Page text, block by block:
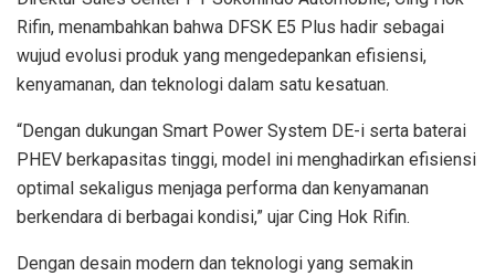
Rifin, menambahkan bahwa DFSK E5 Plus hadir sebagai
wujud evolusi produk yang mengedepankan efisiensi,
kenyamanan, dan teknologi dalam satu kesatuan.
“Dengan dukungan Smart Power System DE-i serta baterai
PHEV berkapasitas tinggi, model ini menghadirkan efisiensi
optimal sekaligus menjaga performa dan kenyamanan
berkendara di berbagai kondisi,” ujar Cing Hok Rifin.
Dengan desain modern dan teknologi yang semakin